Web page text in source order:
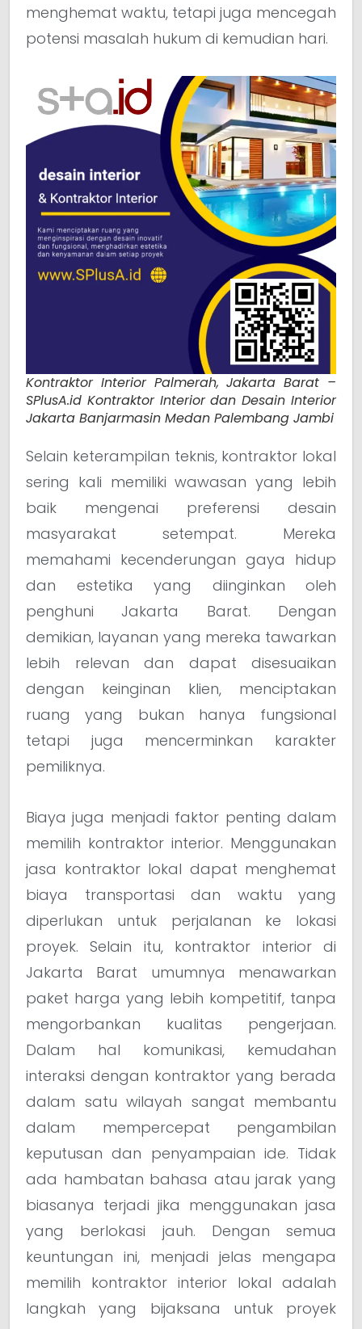
menghemat waktu, tetapi juga mencegah
potensi masalah hukum di kemudian hari.
Kontraktor Interior Palmerah, Jakarta Barat –
SPlusA.id Kontraktor Interior dan Desain Interior
Jakarta Banjarmasin Medan Palembang Jambi
Selain keterampilan teknis, kontraktor lokal
sering kali memiliki wawasan yang lebih
baik mengenai preferensi desain
masyarakat setempat. Mereka
memahami kecenderungan gaya hidup
dan estetika yang diinginkan oleh
penghuni Jakarta Barat. Dengan
demikian, layanan yang mereka tawarkan
lebih relevan dan dapat disesuaikan
dengan keinginan klien, menciptakan
ruang yang bukan hanya fungsional
tetapi juga mencerminkan karakter
pemiliknya.
Biaya juga menjadi faktor penting dalam
memilih kontraktor interior. Menggunakan
jasa kontraktor lokal dapat menghemat
biaya transportasi dan waktu yang
diperlukan untuk perjalanan ke lokasi
proyek. Selain itu, kontraktor interior di
Jakarta Barat umumnya menawarkan
paket harga yang lebih kompetitif, tanpa
mengorbankan kualitas pengerjaan.
Dalam hal komunikasi, kemudahan
interaksi dengan kontraktor yang berada
dalam satu wilayah sangat membantu
dalam mempercepat pengambilan
keputusan dan penyampaian ide. Tidak
ada hambatan bahasa atau jarak yang
biasanya terjadi jika menggunakan jasa
yang berlokasi jauh. Dengan semua
keuntungan ini, menjadi jelas mengapa
memilih kontraktor interior lokal adalah
langkah yang bijaksana untuk proyek